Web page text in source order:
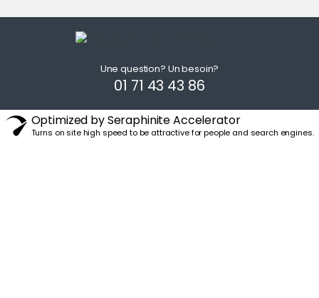
Une question? Un besoin?
01 71 43 43 86
Optimized by Seraphinite Accelerator
Turns on site high speed to be attractive for people and search engines.